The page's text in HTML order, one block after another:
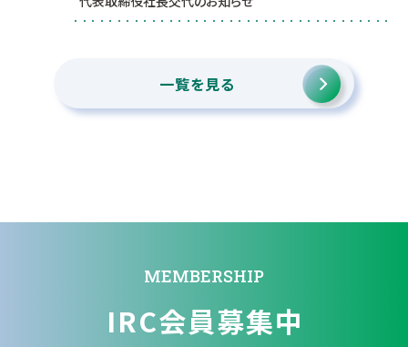
一覧を見る
MEMBERSHIP
IRC会員募集中